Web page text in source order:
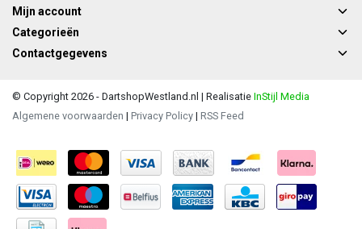
Mijn account
Categorieën
Contactgegevens
© Copyright 2026 - DartshopWestland.nl | Realisatie InStijl Media
Algemene voorwaarden | Privacy Policy | RSS Feed